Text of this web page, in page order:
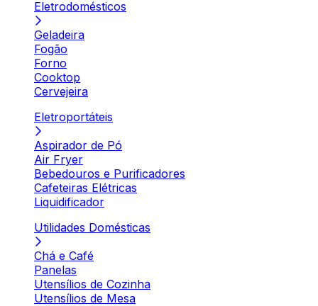
Eletrodomésticos
Geladeira
Fogão
Forno
Cooktop
Cervejeira
Eletroportáteis
Aspirador de Pó
Air Fryer
Bebedouros e Purificadores
Cafeteiras Elétricas
Liquidificador
Utilidades Domésticas
Chá e Café
Panelas
Utensílios de Cozinha
Utensílios de Mesa